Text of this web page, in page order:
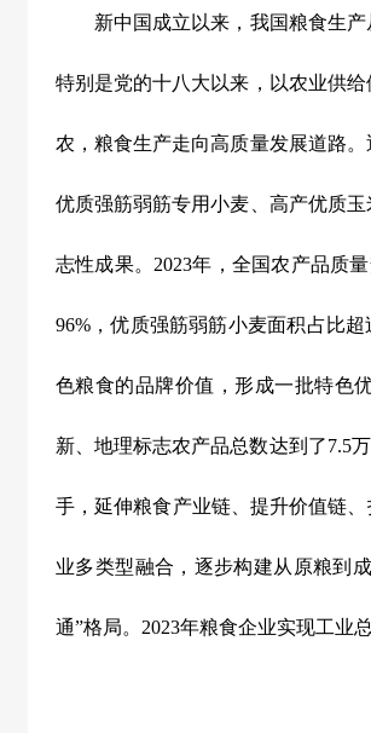
新中国成立以来，我国粮食生产
特别是党的十八大以来，以农业供
农，粮食生产走向高质量发展道路
优质强筋弱筋专用小麦、高产优质
志性成果。 2023年，全国农产品质
96% ，优质强筋弱筋小麦面积占比超
色粮食的品牌价值，形成一批特色
新、地理标志农产品总数达到了7.5
手，延伸粮食产业链、提升价值链
业多类型融合，逐步构建从原粮到
通”格局。 2023年粮食企业实现工业